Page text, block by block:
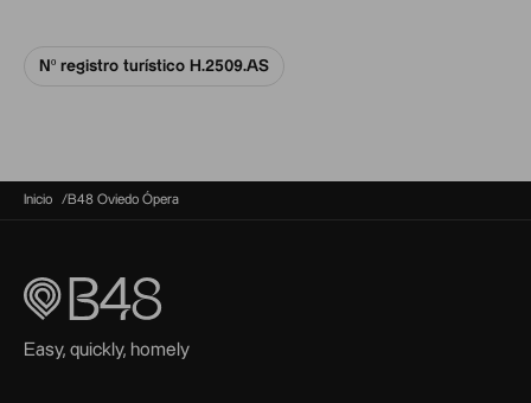
Nº registro turístico H.2509.AS
Inicio B48 Oviedo Ópera
Easy, quickly, homely